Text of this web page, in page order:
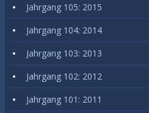
Jahrgang 105: 2015
Jahrgang 104: 2014
Jahrgang 103: 2013
Jahrgang 102: 2012
Jahrgang 101: 2011